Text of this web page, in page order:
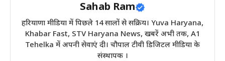
Sahab Ram
हरियाणा मीडिया में पिछले 14 सालों से सक्रिय। Yuva Haryana,
Khabar Fast, STV Haryana News, खबरें अभी तक, A1
Tehelka में अपनी सेवाएं दी। चौपाल टीवी डिजिटल मीडिया के
संस्थापक ।